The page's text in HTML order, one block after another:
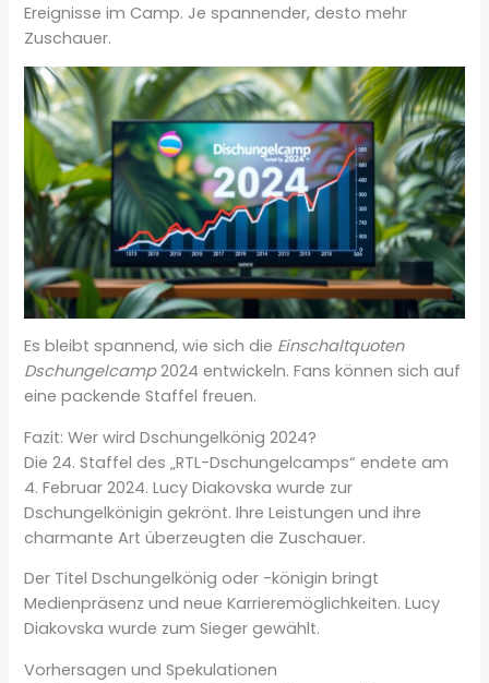
Ereignisse im Camp. Je spannender, desto mehr
Zuschauer.
Es bleibt spannend, wie sich die Einschaltquoten
Dschungelcamp2024 entwickeln. Fans können sich auf
eine packende Staffel freuen.
Fazit: Wer wird Dschungelkönig 2024?
Die 24. Staffel des „RTL-Dschungelcamps“ endete am
4. Februar 2024. Lucy Diakovska wurde zur
Dschungelkönigin gekrönt. Ihre Leistungen und ihre
charmante Art überzeugten die Zuschauer.
Der Titel Dschungelkönig oder -königin bringt
Medienpräsenz und neue Karrieremöglichkeiten. Lucy
Diakovska wurde zum Sieger gewählt.
Vorhersagen und Spekulationen